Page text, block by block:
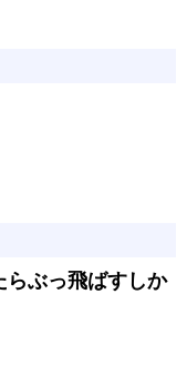
らぶっ飛ばすしか